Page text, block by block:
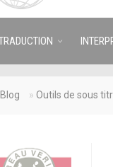
Blog » Outils de sous